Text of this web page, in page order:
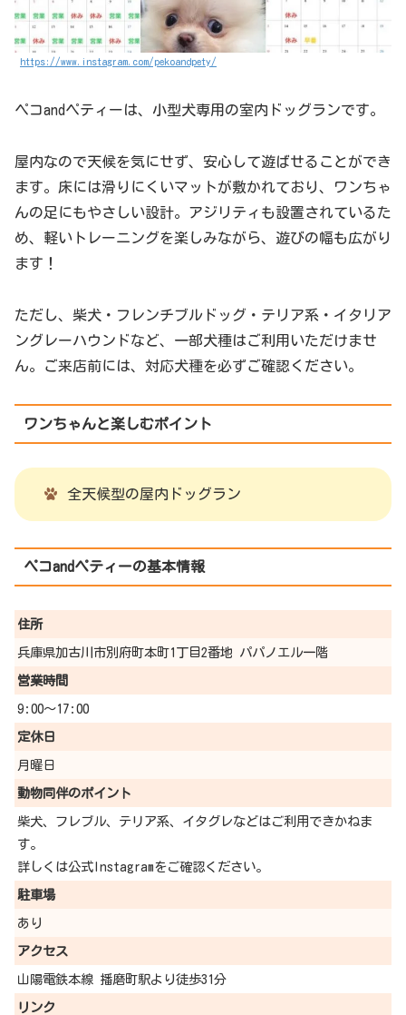
https://www.instagram.com/pekoandpety/
ペコandペティーは、小型犬専用の室内ドッグランです。
屋内なので天候を気にせず、安心して遊ばせることができ
ます。床には滑りにくいマットが敷かれており、ワンちゃ
んの足にもやさしい設計。アジリティも設置されているた
め、軽いトレーニングを楽しみながら、遊びの幅も広がり
ます！
ただし、柴犬・フレンチブルドッグ・テリア系・イタリア
ングレーハウンドなど、一部犬種はご利用いただけませ
ん。ご来店前には、対応犬種を必ずご確認ください。
ワンちゃんと楽しむポイント
全天候型の屋内ドッグラン
ペコandペティーの基本情報
住所
兵庫県加古川市別府町本町1丁目2番地 パパノエル一階
営業時間
9:00〜17:00
定休日
月曜日
動物同伴のポイント
柴犬、フレブル、テリア系、イタグレなどはご利用できかねま
す。
詳しくは公式Instagramをご確認ください。
駐車場
あり
アクセス
山陽電鉄本線 播磨町駅より徒歩31分
リンク